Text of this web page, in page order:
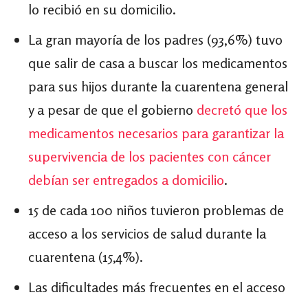
lo recibió en su domicilio.
La gran mayoría de los padres (93,6%) tuvo
que salir de casa a buscar los medicamentos
para sus hijos durante la cuarentena general
y a pesar de que el gobierno decretó que los
medicamentos necesarios para garantizar la
supervivencia de los pacientes con cáncer
debían ser entregados a domicilio.
15 de cada 100 niños tuvieron problemas de
acceso a los servicios de salud durante la
cuarentena (15,4%).
Las dificultades más frecuentes en el acceso